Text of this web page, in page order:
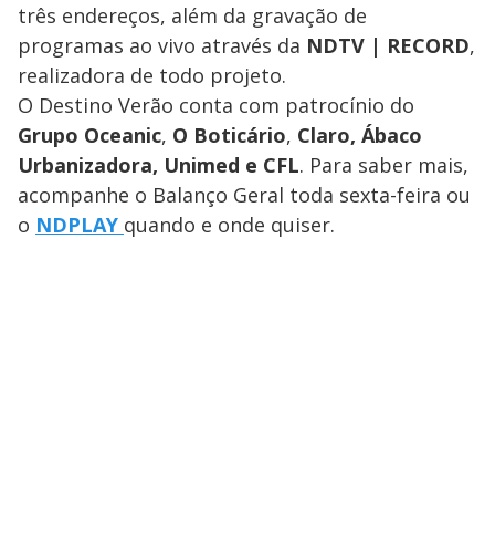
três endereços, além da gravação de
programas ao vivo através da NDTV | RECORD,
realizadora de todo projeto.
O Destino Verão conta com patrocínio do
Grupo Oceanic, O Boticário, Claro, Ábaco
Urbanizadora, Unimed e CFL. Para saber mais,
acompanhe o Balanço Geral toda sexta-feira ou
o NDPLAY quando e onde quiser.